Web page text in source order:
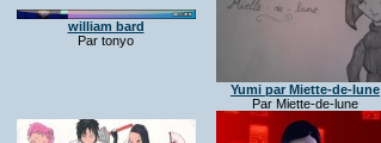
william bard
Par tonyo
Yumi par Miette-de-lune
Par Miette-de-lune